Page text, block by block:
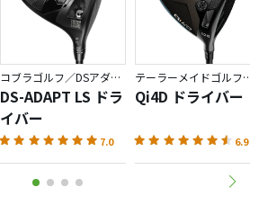
コブラゴルフ／DSアダプト
DS-ADAPT LS ドラ
イバー
7.0
テーラーメイドゴルフ／Qi4D
Qi4D ドライバー
6.9